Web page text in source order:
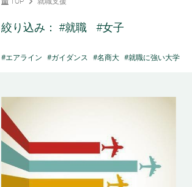
絞り込み： #就職 #女子
#エアライン #ガイダンス #名商大 #就職に強い大学